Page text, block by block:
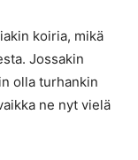
koiria, mikä
Jossakin
olla turhankin
ne nyt vielä